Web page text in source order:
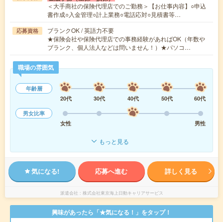
＜大手商社の保険代理店でのご勤務＞【お仕事内容】○申込
書作成○入金管理○計上業務○電話応対○見積書等…
応募資格
ブランクOK / 英語力不要
★保険会社や保険代理店での事務経験があればOK（年数や
ブランク、個人法人などは問いません！）★パソコ…
職場の雰囲気
年齢層
20代
30代 40代 50代
60代
男女比率
女性
男性
もっと見る
気になる! 応募へ進む 詳しく見る
派遣会社 株式会社東京海上日動キャリアサービス
興味があったら「★気になる！」をタップ！